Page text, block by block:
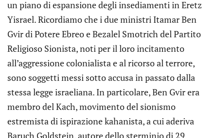
un piano di espansione degli insediamenti in Eretz
Yisrael. Ricordiamo che i due ministri Itamar Ben
Gvir di Potere Ebreo e Bezalel Smotrich del Partito
Religioso Sionista, noti per il loro incitamento
all’aggressione colonialista e al ricorso al terrore,
sono soggetti messi sotto accusa in passato dalla
stessa legge israeliana. In particolare, Ben Gvir era
membro del Kach, movimento del sionismo
estremista di ispirazione kahanista, a cui aderiva
Baruch Goldstein, autore dello sterminio di 29